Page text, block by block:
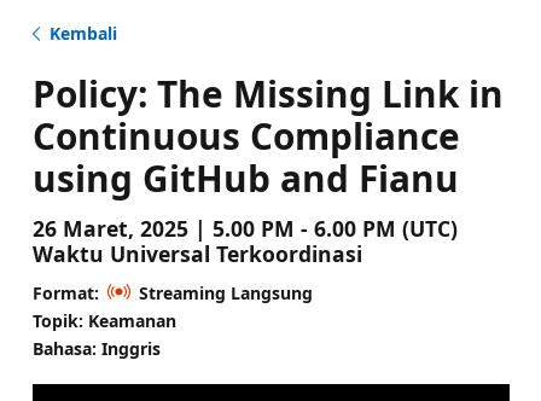
Kembali
Policy: The Missing Link in
Continuous Compliance
using GitHub and Fianu
26 Maret, 2025 | 5.00 PM - 6.00 PM (UTC)
Waktu Universal Terkoordinasi
Format:
Streaming Langsung
Topik: Keamanan
Bahasa: Inggris